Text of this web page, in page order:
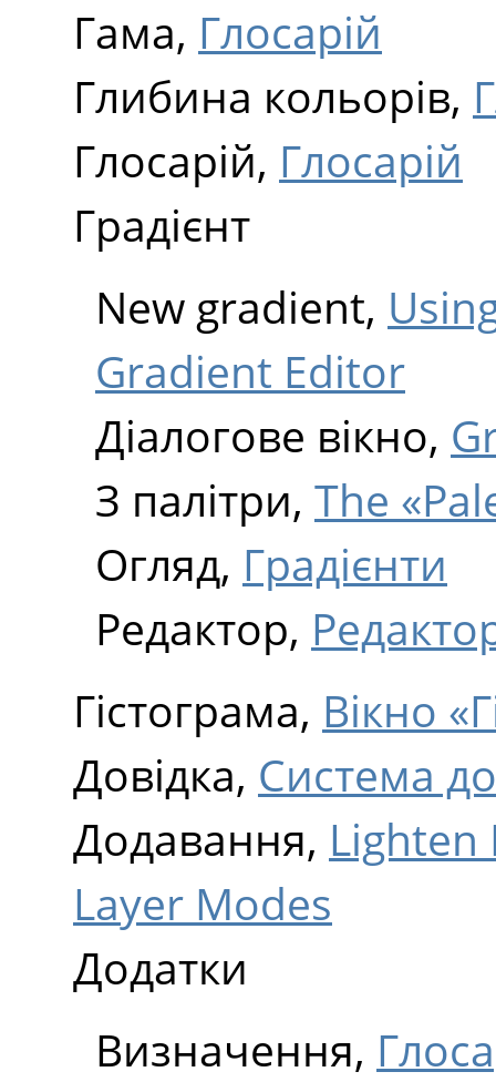
Гама, Глосарій
Глибина кольорів,
Глосарій, Глосарій
Градієнт
New gradient,
Gradient Editor
Діалогове вікно,
З палітри, The
Огляд, Градієнти
Редактор,
Гістограма, Вікно
Довідка, Система
Додавання, Lighten
Layer Modes
Додатки
Визначення,